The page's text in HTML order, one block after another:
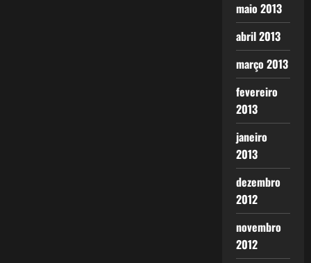
maio 2013
abril 2013
março 2013
fevereiro
2013
janeiro
2013
dezembro
2012
novembro
2012